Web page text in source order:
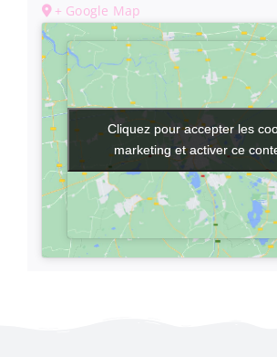
+ Google Map
Cliquez pour accepter les
marketing et activer ce
Cliquez pour accepter les
marketing et activer ce